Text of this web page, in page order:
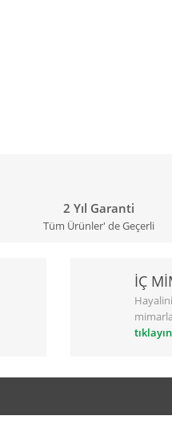
2 Yıl Garanti
Tüm Ürünler' de Geçerli
İÇ